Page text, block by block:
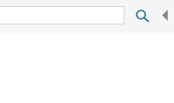
info@notarius.hr